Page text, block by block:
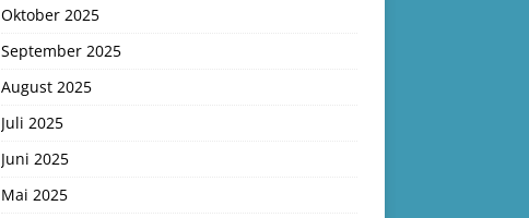
Oktober 2025
September 2025
August 2025
Juli 2025
Juni 2025
Mai 2025